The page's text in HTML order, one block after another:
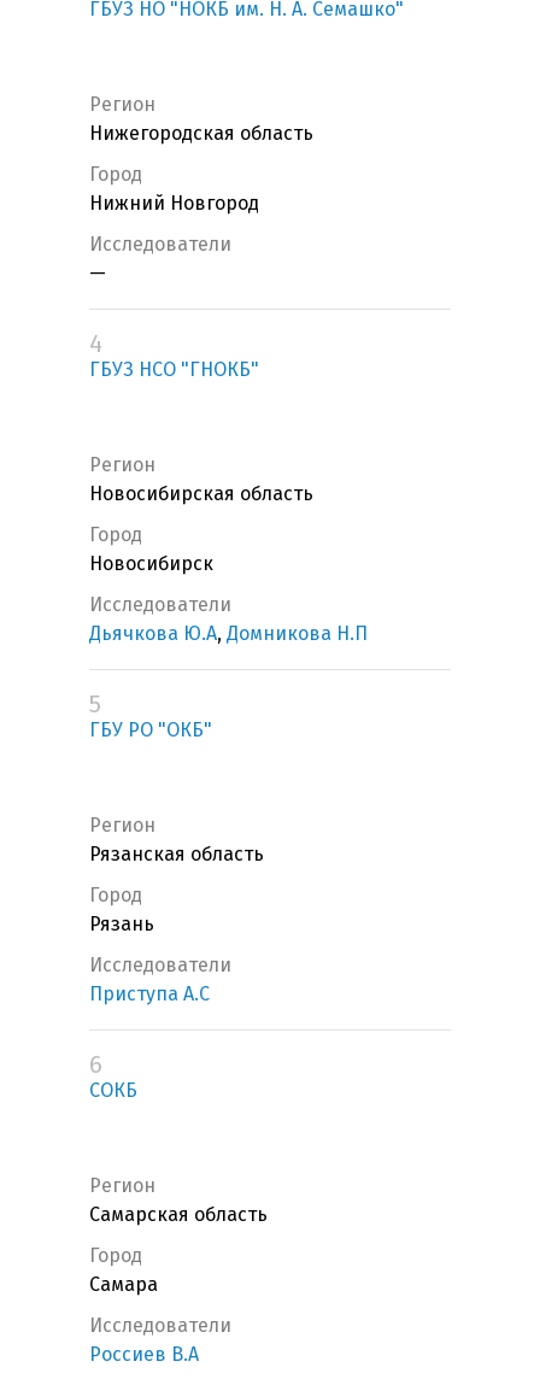
ГБУЗ НО "НОКБ им. Н. А. Семашко"
Регион
Нижегородская область
Город
Нижний Новгород
Исследователи
—
4
ГБУЗ НСО "ГНОКБ"
Регион
Новосибирская область
Город
Новосибирск
Исследователи
Дьячкова Ю.А, Домникова Н.П
5
ГБУ РО "ОКБ"
Регион
Рязанская область
Город
Рязань
Исследователи
Приступа А.С
6
СОКБ
Регион
Самарская область
Город
Самара
Исследователи
Россиев В.А